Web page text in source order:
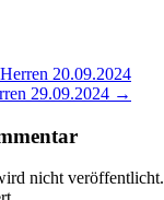
20.09.2024
29.09.2024 →
nicht veröffentlicht.